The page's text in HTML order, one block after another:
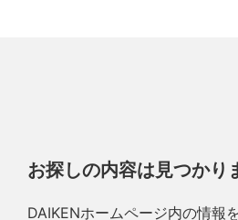
お探しの内容は見つかり
DAIKENホームページ内の情報